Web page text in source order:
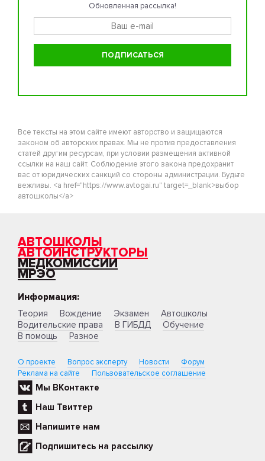
Обновленная рассылка!
Все тексты на этом сайте имеют авторство и защищаются
законом об авторских правах. Мы не против предоставления
статей другим ресурсам, при условии размещения активной
ссылки на наш сайт. Соблюдение этого закона предохранит
вас от юридических санкций со стороны администрации. Будьте
вежливы. <a href="https://www.avtogai.ru" target=_blank>выбор
автошколы</a>
АВТОШКОЛЫ
АВТОИНСТРУКТОРЫ
МЕДКОМИССИИ
МРЭО
Информация:
Теория
Вождение Экзамен
Автошколы
Водительские права
В ГИБДД
Обучение
В помощь
Разное
О проекте Вопрос эксперту Новости
Форум
Реклама на сайте
Пользовательское соглашение
Мы ВКонтакте
Наш Твиттер
Напишите нам
Подпишитесь на рассылку